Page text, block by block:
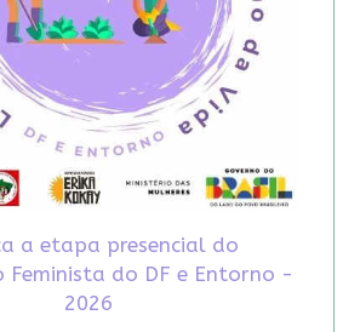
a etapa presencial do
Feminista do DF e Entorno -
2026